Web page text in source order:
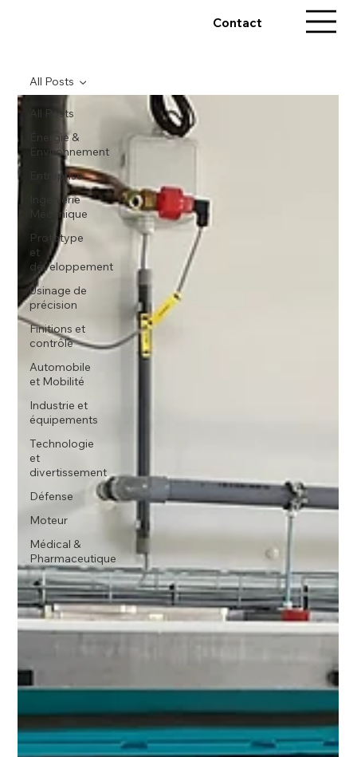
Contact
All Posts
Énergie &
Environnement
Entreprise
Ingénierie
Mécanique
Prototype
et
développement
Usinage de
précision
Finitions et
contrôle
Automobile
et Mobilité
Industrie et
équipements
Technologie
et
divertissement
Défense
Moteur
Médical &
Pharmaceutique
All Posts